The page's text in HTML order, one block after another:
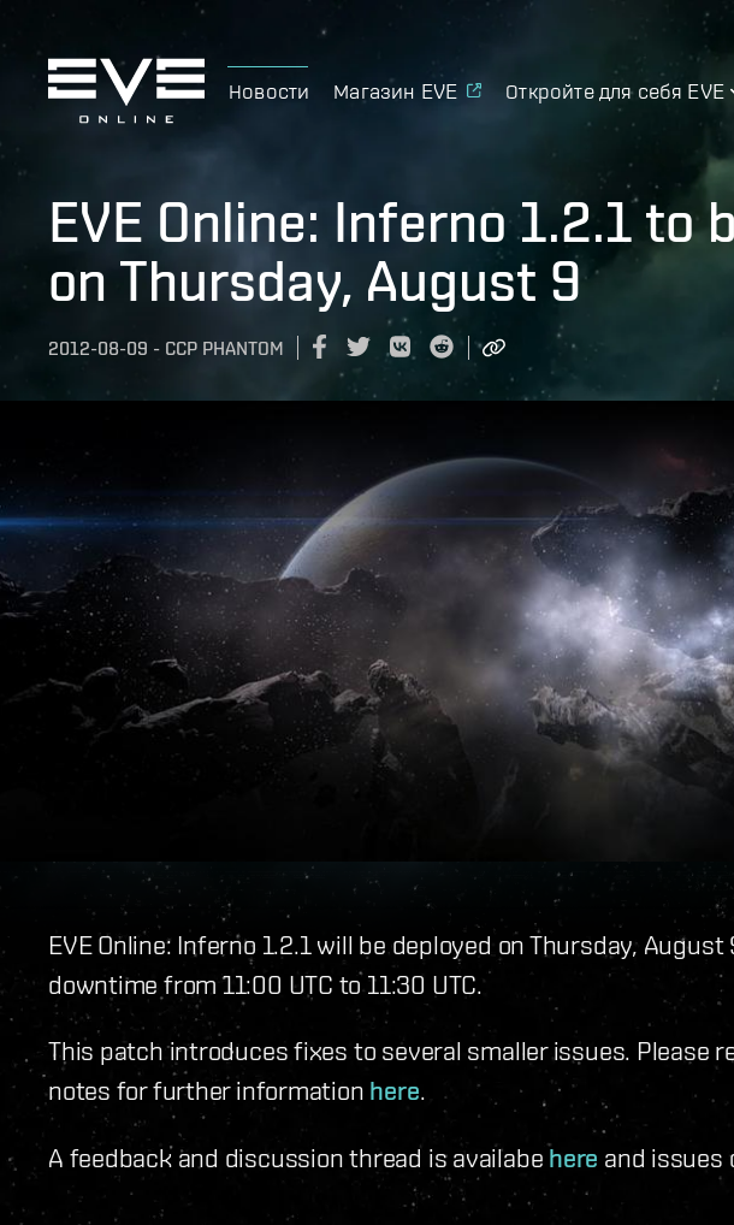
Новости Магазин EVE Откройте для себя EVE
EVE Online: Inferno 1.2.1 to
on Thursday, August 9
2012-08-09 - CCP PHANTOM
EVE Online: Inferno 1.2.1 will be deployed on Thursday,
downtime from 11:00 UTC to 11:30 UTC.
This patch introduces fixes to several smaller issues. Please
notes for further information here.
A feedback and discussion thread is availabehere and issues